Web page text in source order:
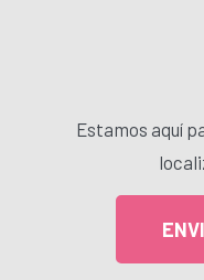
Estamos aquí